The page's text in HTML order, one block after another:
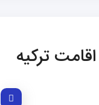
ترکیه